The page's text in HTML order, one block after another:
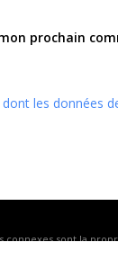
prochain
les données
sont la